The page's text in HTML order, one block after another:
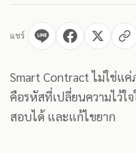
แชร์
Smart Contract ไม่ใช่แ
คือรหัสที่เปลี่ยนความไว้ใ
สอบได้ และแก้ไขยาก